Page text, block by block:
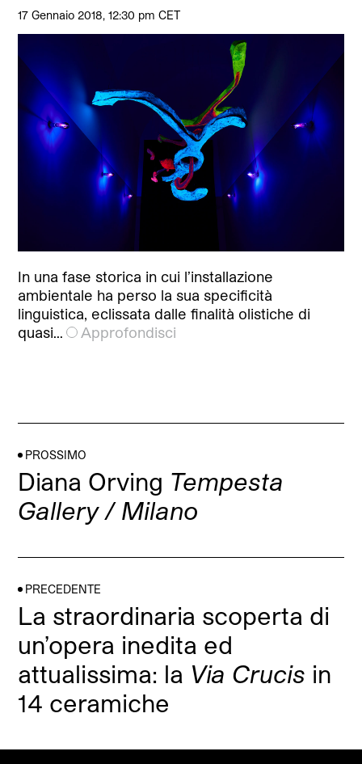
17 Gennaio 2018, 12:30 pm CET
In una fase storica in cui l’installazione
ambientale ha perso la sua specificità
linguistica, eclissata dalle finalità olistiche di
quasi…
Approfondisci
PROSSIMO
Diana Orving Tempesta
Gallery / Milano
PRECEDENTE
La straordinaria scoperta di
un’opera inedita ed
attualissima: la Via Crucis in
14 ceramiche